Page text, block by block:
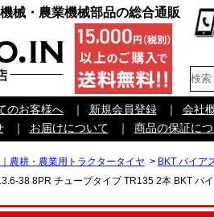
械・農業機械部品の総合通販
のお客様へ ｜ 新規会員登録 ｜
会社
｜ お届けについて ｜ 商品の保証に
農耕・農業用トラクタータイヤ > BKT バイア
38 8PR チューブタイプ TR135 2本 BKT バ